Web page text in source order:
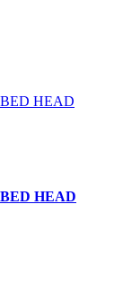
HEAD